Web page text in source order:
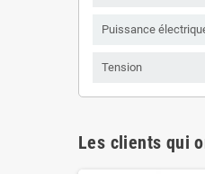
Puissance
Tension
Les clients qui